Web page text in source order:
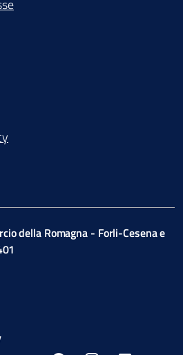
della Romagna - Forli-Cesena e